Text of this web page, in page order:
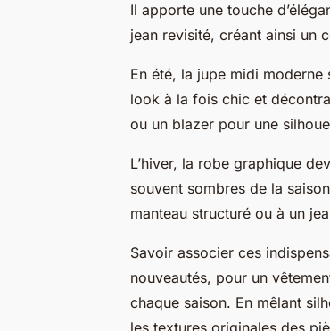
Il apporte une touche
jean revisité, créant ainsi un
En été, la jupe midi
look à la fois chic et
ou un blazer pour une
L’hiver, la robe graphique
souvent sombres de la
manteau structuré ou à un
Savoir associer ces
nouveautés, pour un
chaque saison. En mêlant